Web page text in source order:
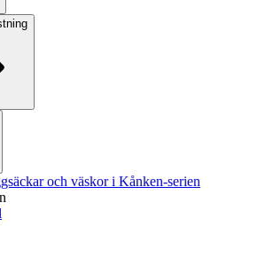
och väskor i Kånken-serien